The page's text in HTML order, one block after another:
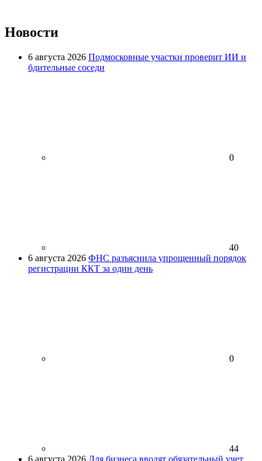
Новости
6 августа 2026 Подмосковные участки проверит ИИ и
бдительные соседи
0
40
6 августа 2026 ФНС разъяснила упрощенный порядок
регистрации ККТ за один день
0
44
6 августа 2026 Для бизнеса вводят обязательный учет